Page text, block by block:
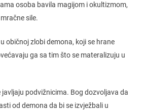
osoba bavila magijom i okultizmom,
sile.
običnoj zlobi demona, koji se hrane
ga sa tim što se materalizuju u
javljaju podvižnicima. Bog dozvoljava da
od demona da bi se izvježbali u